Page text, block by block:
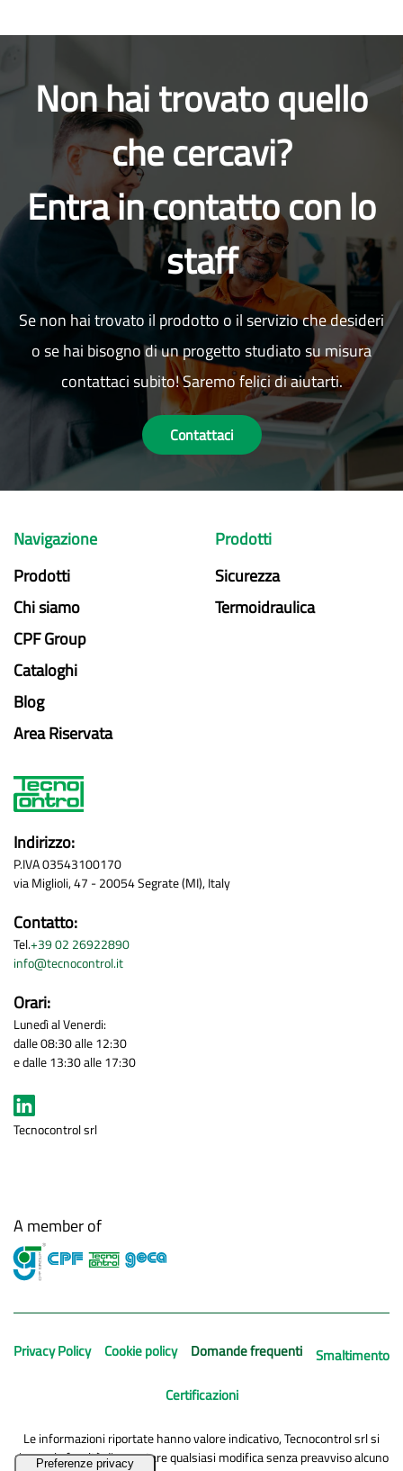
Non hai trovato quello
che cercavi?
Entra in contatto con lo
staff
Se non hai trovato il prodotto o il servizio che desideri
o se hai bisogno di un progetto studiato su misura
contattaci subito! Saremo felici di aiutarti.
Contattaci
Indirizzo:
P.IVA 03543100170
via Miglioli, 47 - 20054 Segrate (MI), Italy
Contatto:
Tel.+39 02 26922890
info@tecnocontrol.it
Orari:
Lunedì al Venerdi:
dalle 08:30 alle 12:30
e dalle 13:30 alle 17:30
Tecnocontrol srl
Navigazione
Prodotti
Chi siamo
CPF Group
Cataloghi
Blog
Area Riservata
Prodotti
Sicurezza
Termoidraulica
A member of
Privacy Policy Cookie policy Domande frequenti
Smaltimento
Certificazioni
Le informazioni riportate hanno valore indicativo, Tecnocontrol srl si
riserva la facoltà di apportare qualsiasi modifica senza preavviso alcuno